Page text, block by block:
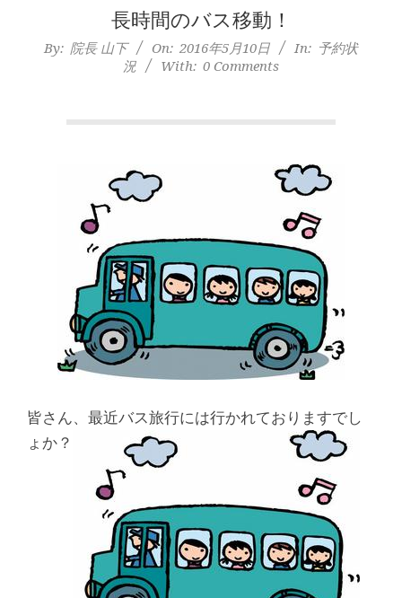
上
こ
り
長時間のバス移動！
By: 院長 山下 On: 2016年5月10日 In: 予約状
況
With: 0 Comments
皆さん、最近バス旅行には行かれておりますでし
ょか？